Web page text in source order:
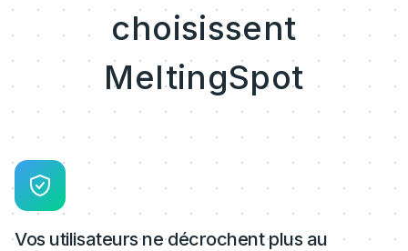
choisissent
MeltingSpot
Vos utilisateurs ne décrochent plus au